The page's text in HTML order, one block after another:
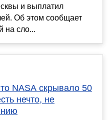
и выплатил
Об этом сообщает
на сло...
NASA скрывало 50
нечто, не